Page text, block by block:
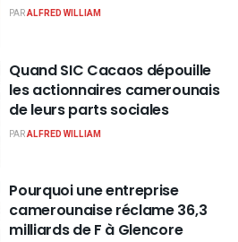
PARALFRED WILLIAM
Quand SIC Cacaos dépouille
les actionnaires camerounais
de leurs parts sociales
PARALFRED WILLIAM
Pourquoi une entreprise
camerounaise réclame 36,3
milliards de F à Glencore